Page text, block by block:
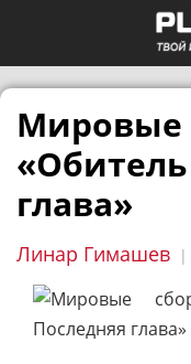
Мировые
глава»
Линар Гимашев |